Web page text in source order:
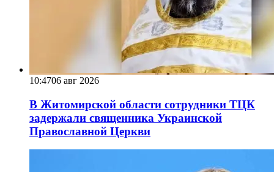
10:4706 авг 2026
В Житомирской области сотрудники ТЦК
задержали священника Украинской
Православной Церкви